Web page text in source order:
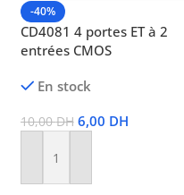
-40%
CD4081 4 portes ET à 2
entrées CMOS
En stock
10,00DH 6,00 DH
Ajouter Au Panier